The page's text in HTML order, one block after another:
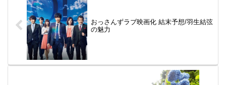
おっさんずラブ映画化 結末予想/羽生結弦
の魅力